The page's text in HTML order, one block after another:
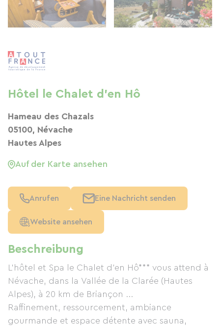
Beschreibung
L'hôtel et Spa le Chalet d'en Hô*** vous attend à
Névache, dans la Vallée de la Clarée (Hautes
Alpes), à 20 km de Briançon ...
Raffinement, ressourcement, ambiance
gourmande et espace détente avec sauna,
Hôtel le Chalet d'en Hô
Hameau des Chazals
05100, Névache
Hautes Alpes
Auf der Karte ansehen
Anrufen Eine Nachricht senden
Website ansehen